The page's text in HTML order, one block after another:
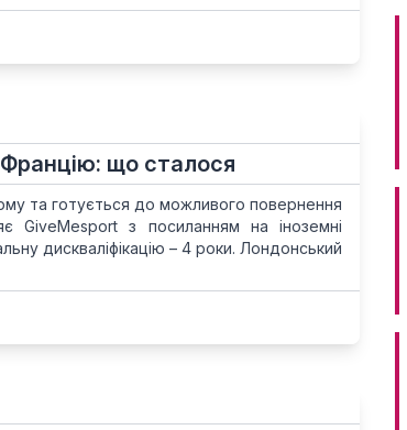
що сталося
та готується до можливого повернення
GiveMesport з посиланням на іноземні
дискваліфікацію – 4 роки. Лондонський